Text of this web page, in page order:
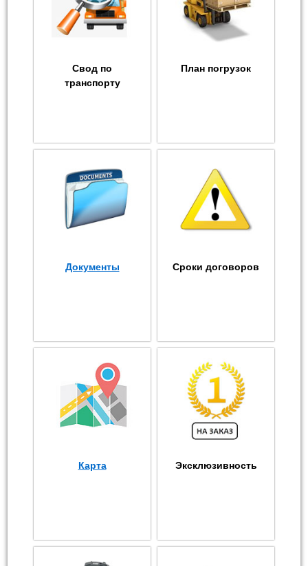
Свод по
транспорту
План погрузок
Документы Сроки договоров
Карта Эксклюзивность